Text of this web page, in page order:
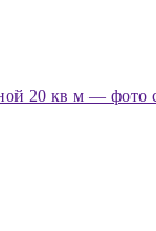
20 кв м — фото